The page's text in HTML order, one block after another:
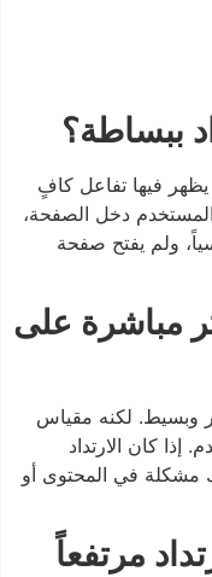
فيها تفاعل كافٍ
غوغل 4. أي أن المستخدم دخل الصفحة،
ولم يفتح صفحة
مباشرة على
وبسيط. لكنه مقياس
كان الارتداد
مشكلة في المحتوى أو
مرتفعاً